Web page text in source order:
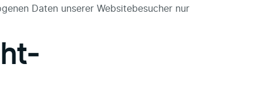
Daten unserer Websitebesucher nur